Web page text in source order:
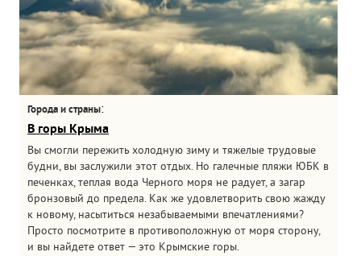
Города и страны:
В горы Крыма
Вы смогли пережить холодную зиму и тяжелые трудовые
будни, вы заслужили этот отдых. Но галечные пляжи ЮБК в
печенках, теплая вода Черного моря не радует, а загар
бронзовый до предела. Как же удовлетворить свою жажду
к новому, насытиться незабываемыми впечатлениями?
Просто посмотрите в противоположную от моря сторону,
и вы найдете ответ — это Крымские горы.